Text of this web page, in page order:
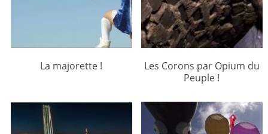
La majorette !
Les Corons par Opium du
Peuple !